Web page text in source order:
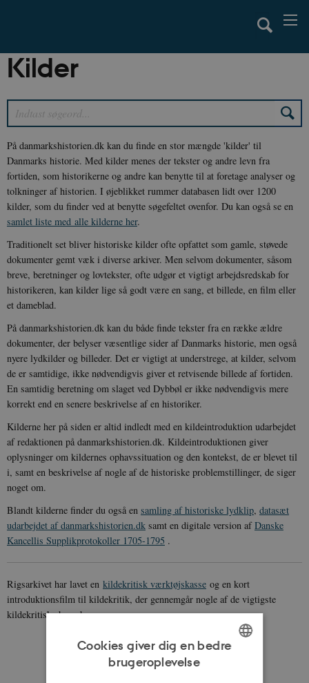
Kilder
7
På danmarkshistorien.dk kan du finde en stor mængde 'kilder' til
Danmarks historie. Med kilder menes der tekster og andre levn fra
fortiden, som historikerne og andre kan benytte til at foretage analyser og
tolkninger af historien. I øjeblikket rummer databasen lidt over 1200
kilder, som du finder ved at benytte søgefeltet ovenfor. Du kan også se en
samlet liste med alle kilderne her.
Traditionelt set bliver historiske kilder ofte opfattet som gamle, støvede
dokumenter gemt væk i diverse arkiver. Men selvom dokumenter, såsom
breve, beretninger og lovtekster, ofte udgør et vigtigt arbejdsredskab for
historikeren, kan kilder lige så godt være en sang, et billede, en film eller
et dameblad.
På danmarkshistorien.dk kan du både finde tekster fra en række ældre
dokumenter, der belyser væsentlige sider af Danmarks historie, men også
nyere lydkilder og billeder. Det er vigtigt at understrege, at kilder, selvom
de er samtidige, ikke nødvendigvis giver et retvisende billede af fortiden.
En samtidig beretning om slaget ved Dybbøl er ikke nødvendigvis mere
korrekt end en senere beskrivelse af en historiker.
Kilderne her på siden er altid indledt med en kildeintroduktion udarbejdet
af redaktionen på danmarkshistorien.dk. Kildeintroduktionen giver
oplysninger om kildernes ophavssituation og den kontekst, de er blevet til
i, samt en beskrivelse af nogle af de historiske problemstillinger, de siger
noget om.
Blandt kilderne finder du også en samling af historiske lydklip, datasæt
udarbejdet af danmarkshistorien.dk samt en digitale version afDanske
Kancellis Supplikprotokoller 1705-1795 .
Rigsarkivet har lavet en kildekritisk værktøjskasse og en kort
introduktionsfilm til kildekritik, der gennemgår nogle af de vigtigste
kildekritiske begreber.
Cookies giver dig en bedre
brugeroplevelse